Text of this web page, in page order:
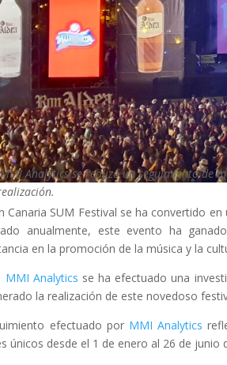
Analytics se realizó un seguimiento de
Canaria SUM Festival se ha convertido
anualmente, este evento ha
en la promoción de la música y la
MMI Analytics se ha efectuado una
la realización de este novedoso
efectuado por MMI Analytics
únicos desde el 1 de enero al 26 de junio